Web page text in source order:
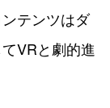
テンツはダ
VRと劇的進